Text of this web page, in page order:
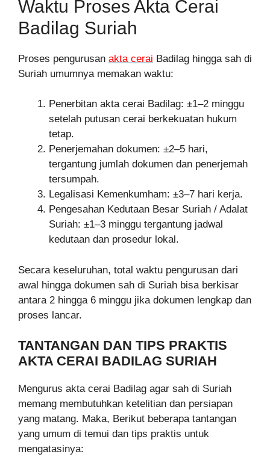
Waktu Proses Akta Cerai
Badilag Suriah
Proses pengurusan akta cerai Badilag hingga sah di
Suriah umumnya memakan waktu:
Penerbitan akta cerai Badilag: ±1–2 minggu
setelah putusan cerai berkekuatan hukum
tetap.
Penerjemahan dokumen: ±2–5 hari,
tergantung jumlah dokumen dan penerjemah
tersumpah.
Legalisasi Kemenkumham: ±3–7 hari kerja.
Pengesahan Kedutaan Besar Suriah / Adalat
Suriah: ±1–3 minggu tergantung jadwal
kedutaan dan prosedur lokal.
Secara keseluruhan, total waktu pengurusan dari
awal hingga dokumen sah di Suriah bisa berkisar
antara 2 hingga 6 minggu jika dokumen lengkap dan
proses lancar.
TANTANGAN DAN TIPS PRAKTIS
AKTA CERAI BADILAG SURIAH
Mengurus akta cerai Badilag agar sah di Suriah
memang membutuhkan ketelitian dan persiapan
yang matang. Maka, Berikut beberapa tantangan
yang umum di temui dan tips praktis untuk
mengatasinya: